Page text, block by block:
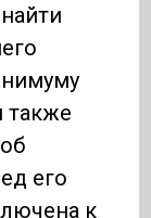
также
его
к